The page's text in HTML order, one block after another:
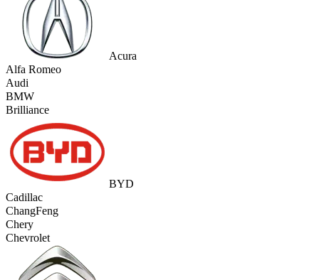
Acura
Alfa Romeo
Audi
BMW
Brilliance
BYD
Cadillac
ChangFeng
Chery
Chevrolet